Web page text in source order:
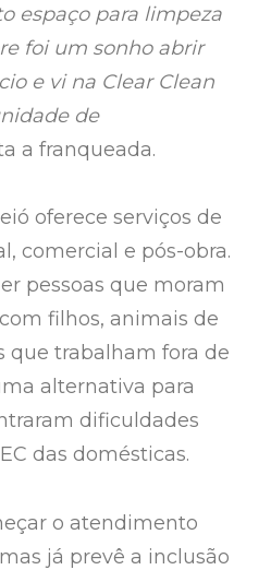
espaço para limpeza
foi um sonho abrir
e vi na Clear Clean
de
a franqueada.
oferece serviços de
comercial e pós-obra.
pessoas que moram
filhos, animais de
que trabalham fora de
alternativa para
dificuldades
das domésticas.
o atendimento
já prevê a inclusão